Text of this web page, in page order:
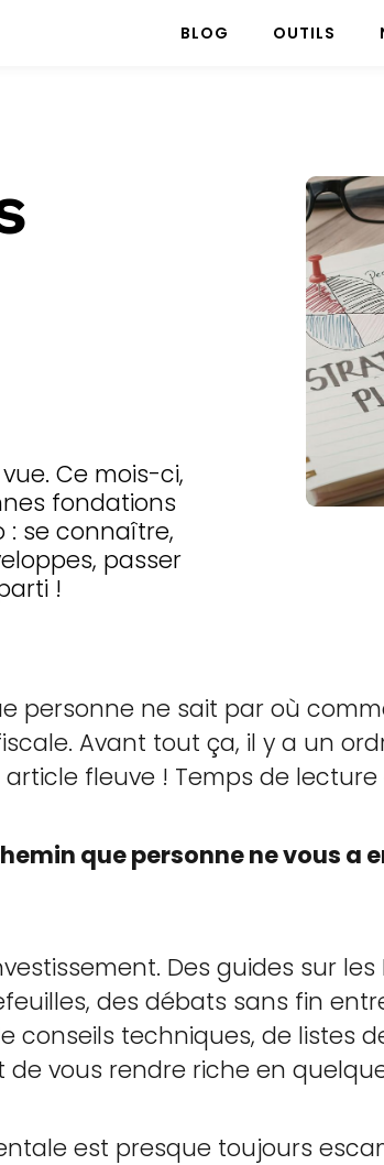
BLOG OUTILS
Ce mois-ci,
fondations
se connaître,
passer
!
personne ne sait par où
Avant tout ça, il y a un
fleuve ! Temps de lecture
que personne ne vous a
Des guides sur les
des débats sans fin
conseils techniques, de listes
vous rendre riche en
est presque toujours